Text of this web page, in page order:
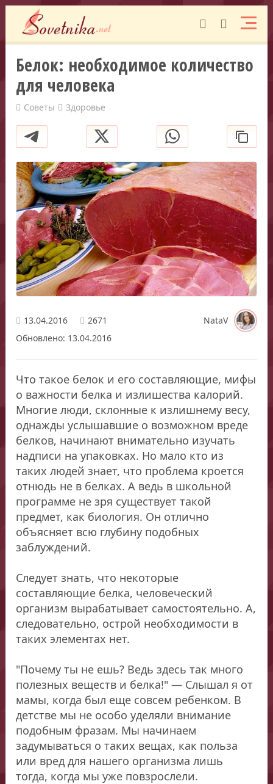
Белок: необходимое количество
для человека
Советы Здоровье
13.04.2016 2671
NataV
Обновлено: 13.04.2016
Что такое белок и его составляющие, мифы
о важности белка и излишества калорий.
Многие люди, склонные к излишнему весу,
однажды услышавшие о возможном вреде
белков, начинают внимательно изучать
надписи на упаковках. Но мало кто из
таких людей знает, что проблема кроется
отнюдь не в белках. А ведь в школьной
программе не зря существует такой
предмет, как биология. Он отлично
объясняет всю глубину подобных
заблуждений.
Следует знать, что некоторые
составляющие белка, человеческий
организм вырабатывает самостоятельно. А,
следовательно, острой необходимости в
таких элементах нет.
"Почему ты не ешь? Ведь здесь так много
полезных веществ и белка!" — Слышал я от
мамы, когда был еще совсем ребенком. В
детстве мы не особо уделяли внимание
подобным фразам. Мы начинаем
задумываться о таких вещах, как польза
или вред для нашего организма лишь
тогда, когда мы уже повзрослели.